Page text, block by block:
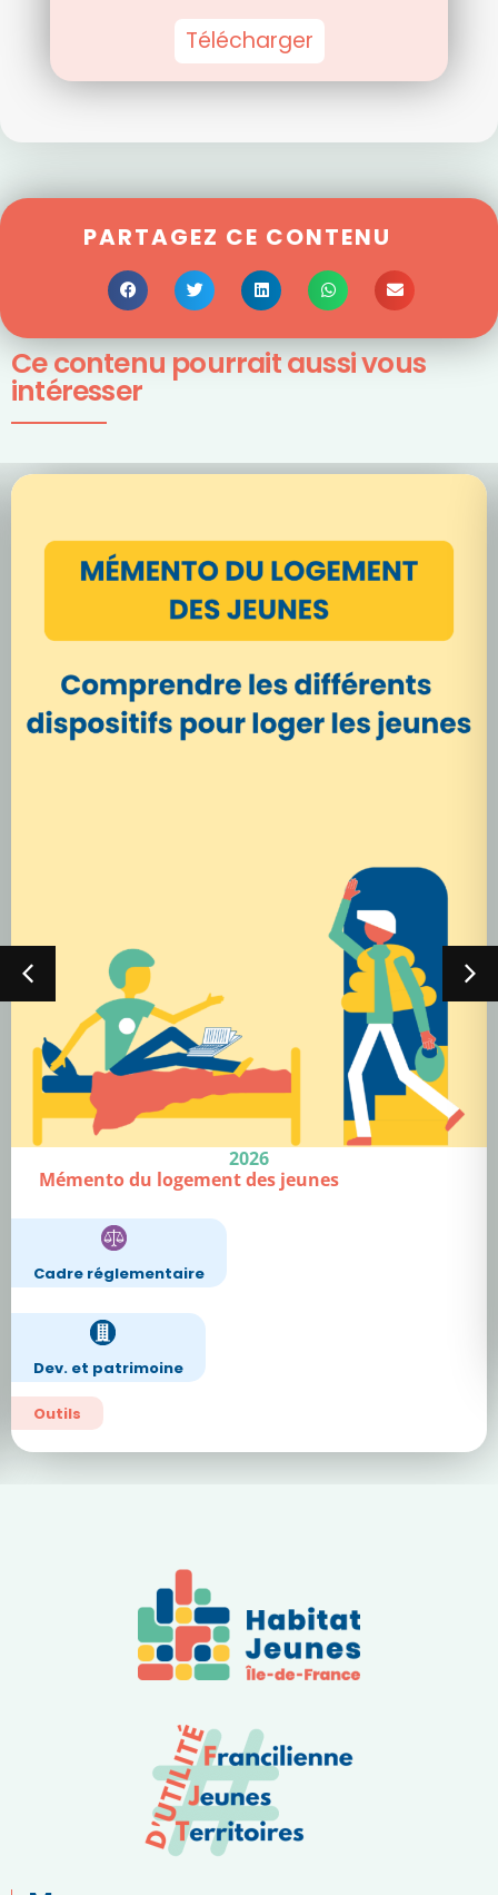
Télécharger
PARTAGEZ CE CONTENU
Ce contenu pourrait aussi vous
intéresser
2026
Mémento du logement des jeunes
Cadre réglementaire
Dev. et patrimoine
Outils